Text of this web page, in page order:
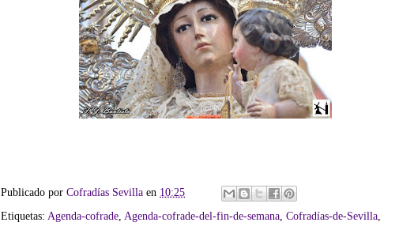
Publicado por Cofradías Sevilla en 10:25
Etiquetas: Agenda-cofrade Agenda-cofrade-del-fin-de-semana Cofradías-de-Sevilla